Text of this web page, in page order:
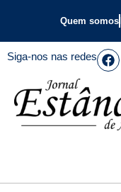
Quem somos
Siga-nos nas redes